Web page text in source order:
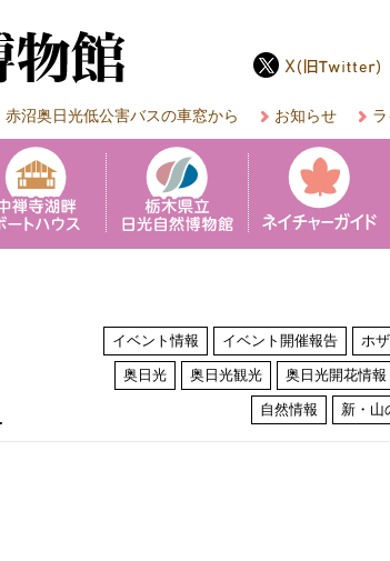
赤沼奥日光低公害バスの車窓から お知らせ
イベント情報 イベント開催報告 ホ
奥日光 奥日光観光 奥日光開花情報
自然情報 新・山